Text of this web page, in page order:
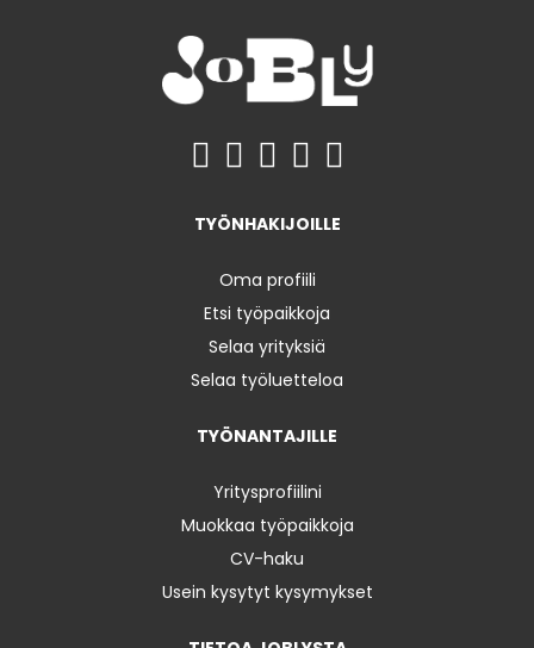
TYÖNHAKIJOILLE
Oma profiili
Etsi työpaikkoja
Selaa yrityksiä
Selaa työluetteloa
TYÖNANTAJILLE
Yritysprofiilini
Muokkaa työpaikkoja
CV-haku
Usein kysytyt kysymykset